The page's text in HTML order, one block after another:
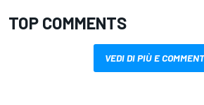
TOP COMMENTS
VEDI DI PIÙ E